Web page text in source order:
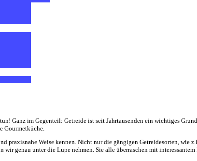
Ganz im Gegenteil: Getreide ist seit Jahrtausenden ein wichtiges
Gourmetküche.
praxisnahe Weise kennen. Nicht nur die gängigen Getreidesorten,
wir genau unter die Lupe nehmen. Sie alle überraschen mit